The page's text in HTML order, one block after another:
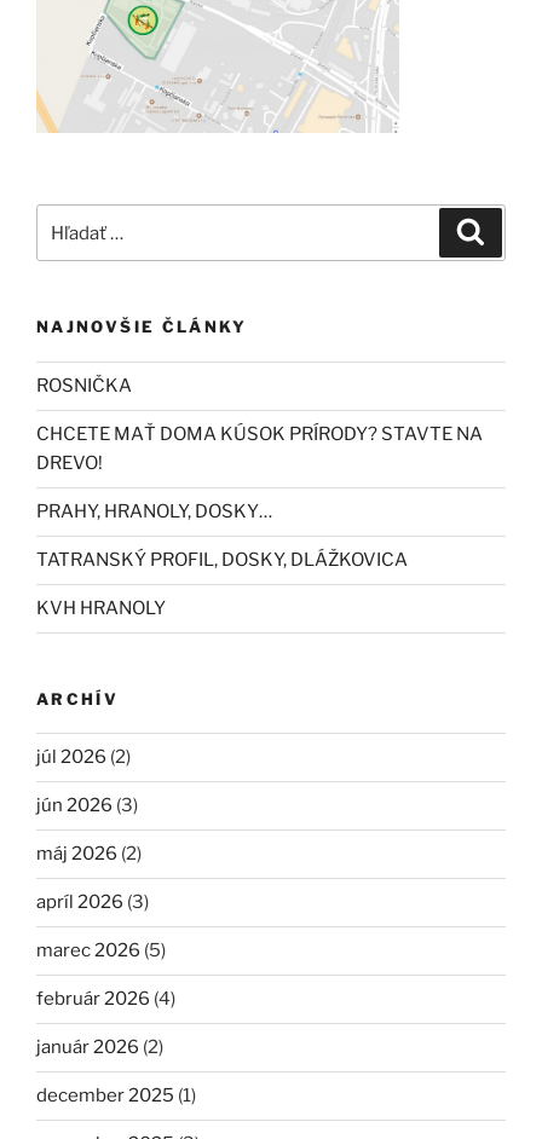
NAJNOVŠIE ČLÁNKY
ROSNIČKA
CHCETE MAŤ DOMA KÚSOK PRÍRODY? STAVTE NA
DREVO!
PRAHY, HRANOLY, DOSKY…
TATRANSKÝ PROFIL, DOSKY, DLÁŽKOVICA
KVH HRANOLY
ARCHÍV
júl 2026 (2)
jún 2026 (3)
máj 2026 (2)
apríl 2026 (3)
marec 2026 (5)
február 2026 (4)
január 2026 (2)
december 2025 (1)